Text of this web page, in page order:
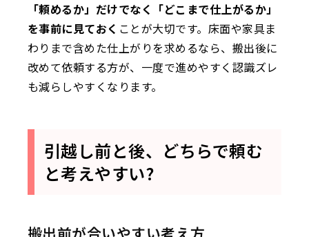
「頼めるか」だけでなく「どこまで仕上がるか」
を事前に見ておく ことが大切です。床面や家具ま
わりまで含めた仕上がりを求めるなら、搬出後に
改めて依頼する方が、一度で進めやすく認識ズレ
も減らしやすくなります。
引越し前と後、どちらで頼む
と考えやすい?